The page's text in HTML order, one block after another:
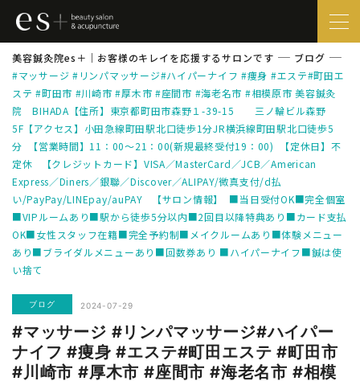
美容鍼灸院es＋｜お客様のキレイを応援するサロンです
ブログ
#マッサージ #リンパマッサージ#ハイパーナイフ #痩身 #エステ#町田エ
ステ #町田市 #川崎市 #厚木市 #座間市 #海老名市 #相模原市 美容鍼灸
院 BIHADA【住所】東京都町田市森野１-39-15 三ノ輪ビル森野
5F【アクセス】小田急線町田駅北口徒歩1分JR横浜線町田駅北口徒歩5
分 【営業時間】11：00～21：00(新規最終受付19：00) 【定休日】不
定休 【クレジットカード】VISA／MasterCard／JCB／American
Express／Diners／銀聯／Discover／ALIPAY/微真支付/d払
い/PayPay/LINEpay/auPAY 【サロン情報】 ■当日受付OK■完全個室
■VIPルームあり■駅から徒歩5分以内■2回目以降特典あり■カード支払
OK■女性スタッフ在籍■完全予約制■メイクルームあり■体験メニュー
あり■ブライダルメニューあり■回数券あり ■ハイパーナイフ■鍼は使
い捨て
ブログ 2024-07-29
#マッサージ #リンパマッサージ#ハイパー
ナイフ #痩身 #エステ#町田エステ #町田市
#川崎市 #厚木市 #座間市 #海老名市 #相模